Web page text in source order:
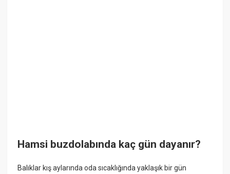
Hamsi buzdolabında kaç gün dayanır?
Balıklar kış aylarında oda sıcaklığında yaklaşık bir gün